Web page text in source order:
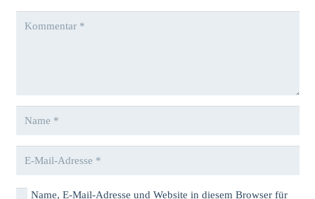
Name, E-Mail-Adresse und Website in diesem Browser für